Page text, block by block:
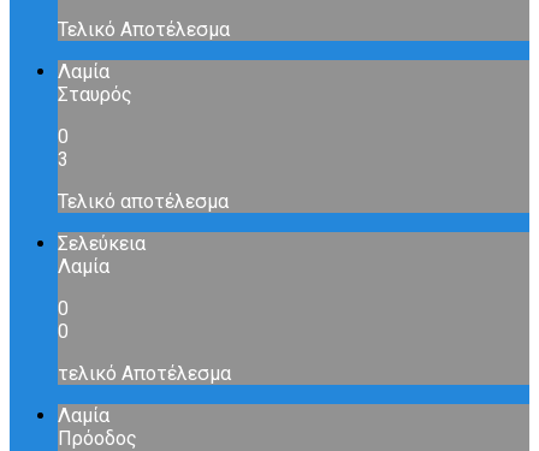
Τελικό Αποτέλεσμα
Λαμία
Σταυρός
0
3
Τελικό αποτέλεσμα
Σελεύκεια
Λαμία
0
0
τελικό Αποτέλεσμα
Λαμία
Πρόοδος